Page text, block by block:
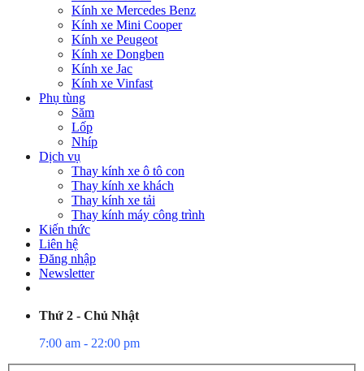
Kính xe Mercedes Benz
Kính xe Mini Cooper
Kính xe Peugeot
Kính xe Dongben
Kính xe Jac
Kính xe Vinfast
Phụ tùng
Săm
Lốp
Nhíp
Dịch vụ
Thay kính xe ô tô con
Thay kính xe khách
Thay kính xe tải
Thay kính máy công trình
Kiến thức
Liên hệ
Đăng nhập
Newsletter
Thứ 2 - Chủ Nhật
7:00 am - 22:00 pm